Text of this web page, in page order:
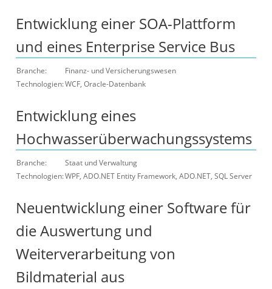
Entwicklung einer SOA-Plattform
und eines Enterprise Service Bus
Branche:
Finanz- und Versicherungswesen
Technologien:WCF, Oracle-Datenbank
Entwicklung eines
Hochwasserüberwachungssystems
Branche:
Staat und Verwaltung
Technologien:WPF, ADO.NET Entity Framework, ADO.NET, SQL Server
Neuentwicklung einer Software für
die Auswertung und
Weiterverarbeitung von
Bildmaterial aus